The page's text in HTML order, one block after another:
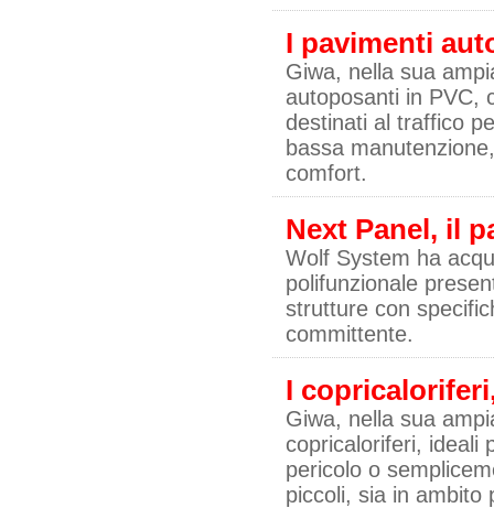
I pavimenti
Giwa, nella sua
autoposanti in PVC,
destinati al traffico
bassa
comfort.
Next Panel, il
Wolf System ha
polifunzionale
strutture con
committente.
I
Giwa, nella sua
copricaloriferi, ideali
pericolo o
piccoli, sia in ambito